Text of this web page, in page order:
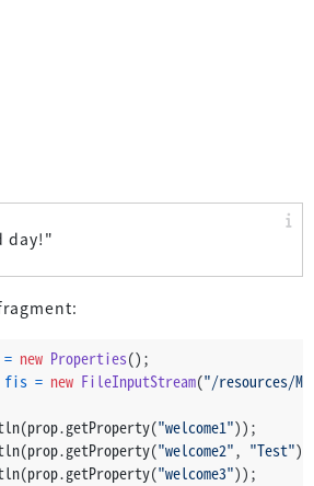
day!"
= new Properties();
fis = new FileInputStream("/resources/
"welcome1"));
"welcome2", "Test"
"welcome3"));